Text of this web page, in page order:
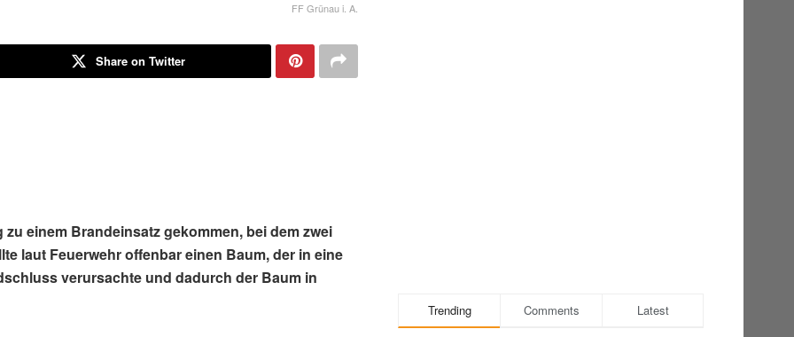
FF Grünau i. A.
Share on Twitter
einem Brandeinsatz gekommen, bei dem zwei
laut Feuerwehr offenbar einen Baum, der in eine
verursachte und dadurch der Baum in
Trending Comments Latest